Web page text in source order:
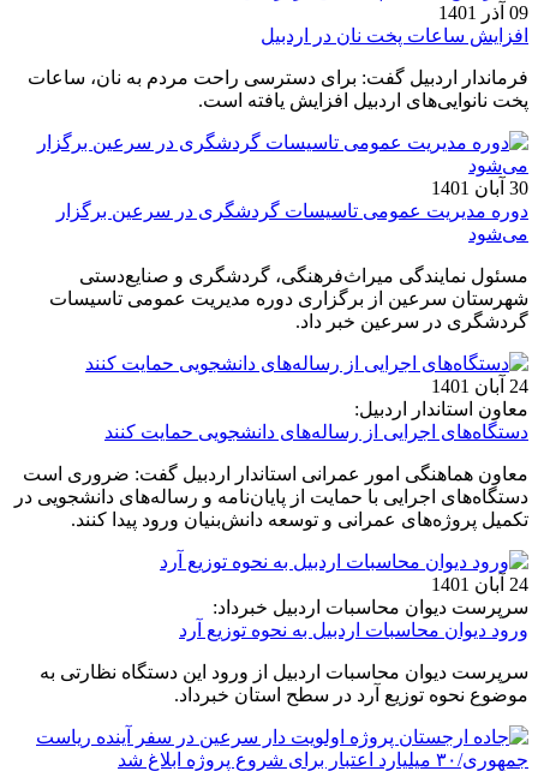
09 آذر 1401
افزایش ساعات پخت نان در اردبیل
فرماندار اردبیل گفت: برای دسترسی راحت مردم به نان، ساعات
پخت نانوایی‌های اردبیل افزایش یافته است.
30 آبان 1401
دوره مدیریت عمومی تاسیسات گردشگری در سرعین برگزار
می‌شود
مسئول نمایندگی میراث‌فرهنگی، گردشگری و صنایع‌دستی
شهرستان سرعین از برگزاری دوره مدیریت عمومی تاسیسات
گردشگری در سرعین خبر داد.
24 آبان 1401
معاون استاندار اردبیل:
دستگاه‌های اجرایی از رساله‌های دانشجویی حمایت کنند
معاون هماهنگی امور عمرانی استاندار اردبیل گفت: ضروری است
دستگاه‌های اجرایی با حمایت از پایان‌نامه‌ و رساله‌های دانشجویی در
تکمیل پروژه‌های عمرانی و توسعه دانش‌بنیان ورود پیدا کنند.
24 آبان 1401
سرپرست دیوان محاسبات اردبیل خبرداد:
ورود دیوان محاسبات اردبیل به نحوه توزیع آرد
سرپرست دیوان محاسبات اردبیل از ورود این دستگاه نظارتی به
موضوع نحوه توزیع آرد در سطح استان خبرداد.